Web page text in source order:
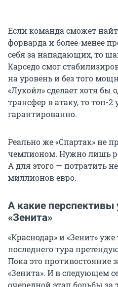
Если команда сможет
форварда и более-менее
себя за нападающих, то
Карседо смог
на уровень и без того
«Лукойл» сделает хотя бы
трансфер в атаку, тотоп-2
гарантированно.
Реально же «Спартак» не
чемпионом. Нужно лишь
А для этого — потратить
миллионов евро.
А какие перспективы
«Зенита»
«Краснодар» и «Зенит»
последнего тура
Пока это противостояние
«Зенита». И в следующем
очередной этап борьбы за